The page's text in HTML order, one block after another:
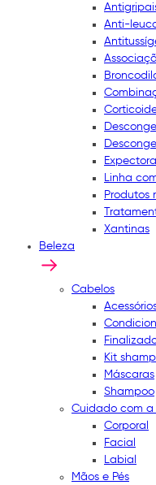
Anti-
Linha
Produtos
Xantinas
Beleza
Cabelos
Kit
Máscaras
Shampoo
Cuidado com a
Corporal
Facial
Labial
Mãos e Pés